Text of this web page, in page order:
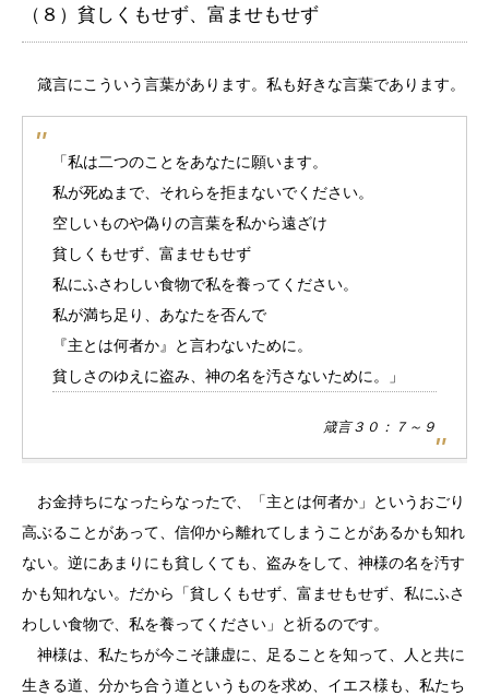
（８）貧しくもせず、富ませもせず
箴言にこういう言葉があります。私も好きな言葉であります。
「私は二つのことをあなたに願います。
私が死ぬまで、それらを拒まないでください。
空しいものや偽りの言葉を私から遠ざけ
貧しくもせず、富ませもせず
私にふさわしい食物で私を養ってください。
私が満ち足り、あなたを否んで
『主とは何者か』と言わないために。
貧しさのゆえに盗み、神の名を汚さないために。」
箴言３０：７～９
お金持ちになったらなったで、「主とは何者か」というおごり
高ぶることがあって、信仰から離れてしまうことがあるかも知れ
ない。逆にあまりにも貧しくても、盗みをして、神様の名を汚す
かも知れない。だから「貧しくもせず、富ませもせず、私にふさ
わしい食物で、私を養ってください」と祈るのです。
神様は、私たちが今こそ謙虚に、足ることを知って、人と共に
生きる道、分かち合う道というものを求め、イエス様も、私たち